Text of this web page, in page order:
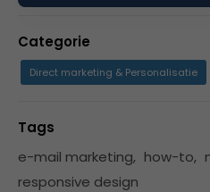
Categorie
Direct marketing & Personalisatie
Tags
e-mail marketing, how-to,
responsive design